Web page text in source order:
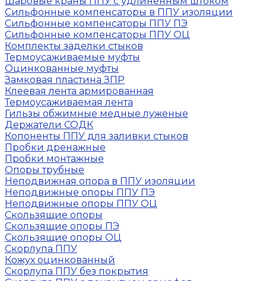
Сильфонные компенсаторы в ППУ изоляции
Сильфонные компенсаторы ППУ ПЭ
Сильфонные компенсаторы ППУ ОЦ
Комплекты заделки стыков
Термоусаживаемые муфты
Оцинкованные муфты
Замковая пластина ЗПР
Клеевая лента армированная
Термоусаживаемая лента
Гильзы обжимные медные луженые
Держатели СОДК
Копоненты ППУ для заливки стыков
Пробки дренажные
Пробки монтажные
Опоры трубные
Неподвижная опора в ППУ изоляции
Неподвижные опоры ППУ ПЭ
Неподвижные опоры ППУ ОЦ
Скользящие опоры
Скользящие опоры ПЭ
Скользящие опоры ОЦ
Скорлупа ППУ
Кожух оцинкованный
Скорлупа ППУ без покрытия